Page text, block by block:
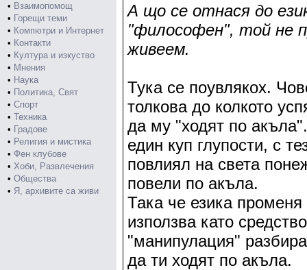
• Взаимопомощ
• Горещи теми
• Компютри и Интернет
• Контакти
• Култура и изкуство
• Мнения
• Наука
• Политика, Свят
• Спорт
• Техника
• Градове
• Религия и мистика
• Фен клубове
• Хоби, Развлечения
• Общества
• Я, архивите са живи
А що се отнася до
"философен", той не
живеем.
Тука се поувлякох.
толкова до колкото
да му "ходят по
един куп глупости, с
повлиял на света
повели по акъла.
Така че езика променя
използва като
"манипулация"
да ти ходят по акъла.